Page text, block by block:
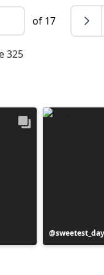
of 17
325
Publicación
realizada